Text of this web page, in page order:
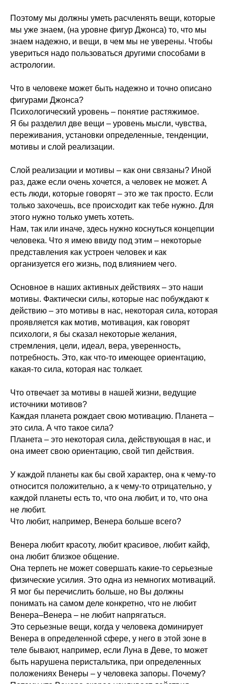
Поэтому мы должны уметь расчленять вещи, которые
мы уже знаем, (на уровне фигур Джонса) то, что мы
знаем надежно, и вещи, в чем мы не уверены. Чтобы
увериться надо пользоваться другими способами в
астрологии.
Что в человеке может быть надежно и точно описано
фигурами Джонса?
Психологический уровень – понятие растяжимое.
Я бы разделил две вещи – уровень мысли, чувства,
переживания, установки определенные, тенденции,
мотивы и слой реализации.
Слой реализации и мотивы – как они связаны? Иной
раз, даже если очень хочется, а человек не может. А
есть люди, которые говорят – это же так просто. Если
только захочешь, все происходит как тебе нужно. Для
этого нужно только уметь хотеть.
Нам, так или иначе, здесь нужно коснуться концепции
человека. Что я имею ввиду под этим – некоторые
представления как устроен человек и как
организуется его жизнь, под влиянием чего.
Основное в наших активных действиях – это наши
мотивы. Фактически силы, которые нас побуждают к
действию – это мотивы в нас, некоторая сила, которая
проявляется как мотив, мотивация, как говорят
психологи, я бы сказал некоторые желания,
стремления, цели, идеал, вера, уверенность,
потребность. Это, как что-то имеющее ориентацию,
какая-то сила, которая нас толкает.
Что отвечает за мотивы в нашей жизни, ведущие
источники мотивов?
Каждая планета рождает свою мотивацию. Планета –
это сила. А что такое сила?
Планета – это некоторая сила, действующая в нас, и
она имеет свою ориентацию, свой тип действия.
У каждой планеты как бы свой характер, она к чему-то
относится положительно, а к чему-то отрицательно, у
каждой планеты есть то, что она любит, и то, что она
не любит.
Что любит, например, Венера больше всего?
Венера любит красоту, любит красивое, любит кайф,
она любит близкое общение.
Она терпеть не может совершать какие-то серьезные
физические усилия. Это одна из немногих мотиваций.
Я мог бы перечислить больше, но Вы должны
понимать на самом деле конкретно, что не любит
Венера–Венера – не любит напрягаться.
Это серьезные вещи, когда у человека доминирует
Венера в определенной сфере, у него в этой зоне в
теле бывают, например, если Луна в Деве, то может
быть нарушена перистальтика, при определенных
положениях Венеры – у человека запоры. Почему?